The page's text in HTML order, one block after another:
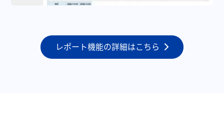
レポート機能の詳細はこちら